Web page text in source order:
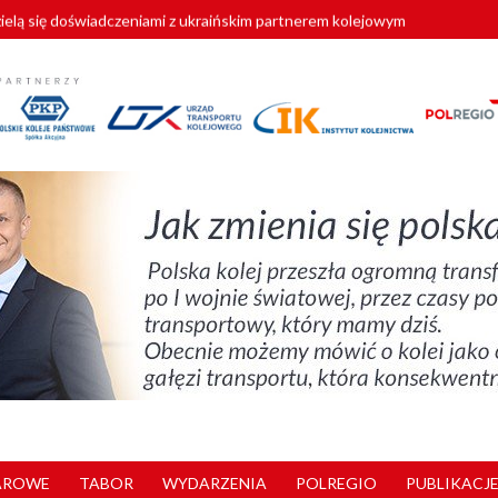
się doświadczeniami z ukraińskim partnerem kolejowym
Vectrony na 230 km/h
pociągi od PESA. Sześć nowoczesnych ELF-ów wyjedzie na tory w
180 nowych pracowników drużyn pociągowych od początku roku
TABOR WYDARZENIA POLREGIO